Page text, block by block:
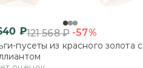
₽121 568₽ -57%
пусеты из красного золота с